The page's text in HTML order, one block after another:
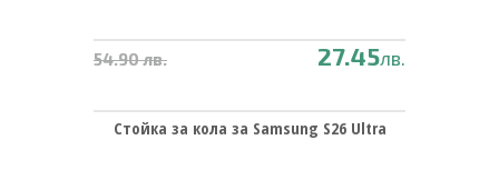
54.90 лв. 27.45лв.
Стойка за кола за Samsung S26 Ultra